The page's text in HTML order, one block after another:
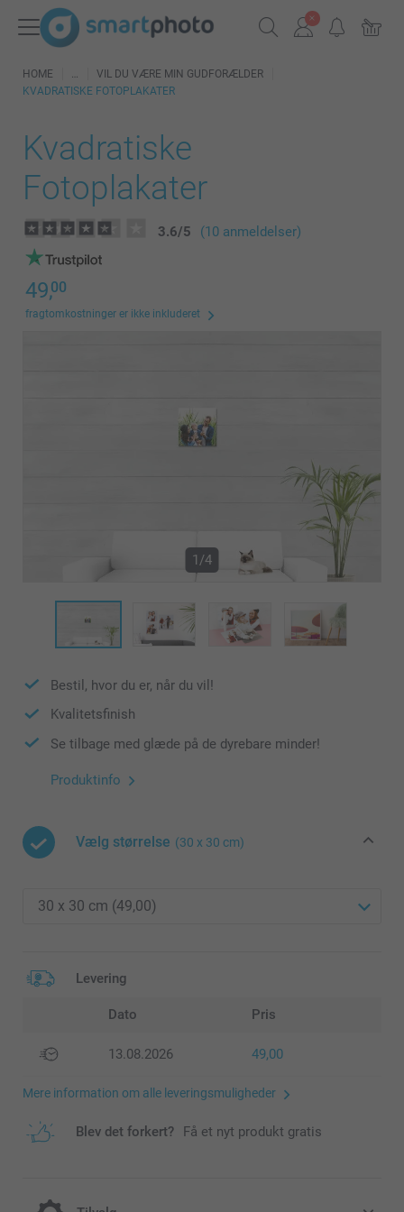
HOME
VIL DU VÆRE MIN GUDFORÆLDER
KVADRATISKE FOTOPLAKATER
Kvadratiske
Fotoplakater
3.6/5 (10 anmeldelser)
49,00
fragtomkostninger er ikke inkluderet
1/4
Bestil, hvor du er, når du vil!
Kvalitetsfinish
Se tilbage med glæde på de dyrebare minder!
Produktinfo
Vælg størrelse (30 x 30 cm)
Levering
Dato Pris
13.08.2026 49,00
Mere information om alle leveringsmuligheder
Blev det forkert? Få et nyt produkt gratis